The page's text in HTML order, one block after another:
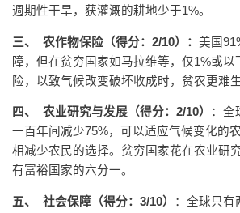
週期性干旱，获灌溉的耕地少于1%。
三、 农作物保险（得分： 2/10）： 美国
障，但在贫穷国家如马拉维等，仅1%或以
险，以致气候改变破坏收成时，贫农更难生
四、 农业研究与发展（得分： 2/10）
：全
一百年间减少75%，可以适应气候变化的
相减少农民的选择。贫穷国家花在农业研
有富裕国家的六分一。
五、 社会保障（得分： 3/10）
：全球只有